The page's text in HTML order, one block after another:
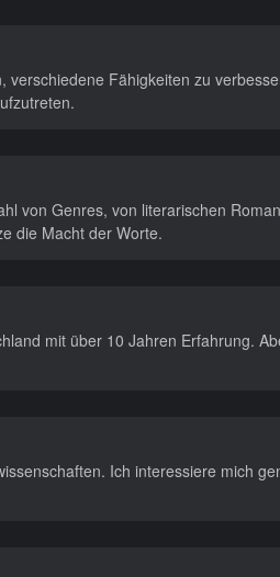
Fähigkeiten zu
von Genres, von literarischen
die Macht der Worte.
mit über 10 Jahren Erfahrung.
Ich interessiere mich